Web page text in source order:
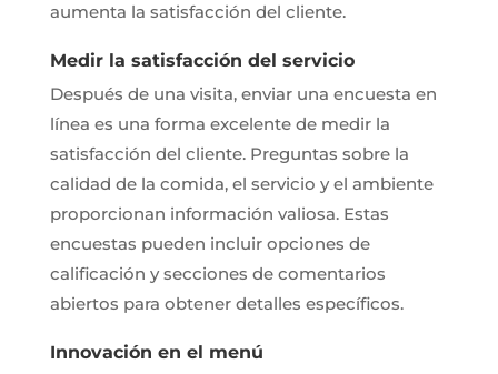
aumenta la satisfacción del cliente.
Medir la satisfacción del servicio
Después de una visita, enviar una encuesta en
línea es una forma excelente de medir la
satisfacción del cliente. Preguntas sobre la
calidad de la comida, el servicio y el ambiente
proporcionan información valiosa. Estas
encuestas pueden incluir opciones de
calificación y secciones de comentarios
abiertos para obtener detalles específicos.
Innovación en el menú